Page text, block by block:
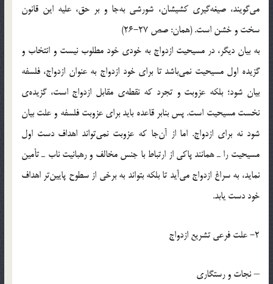
مي‌گويند، صيغه‌گيري كشيشان، شورشي به‌جا و بر حق، عليه اين قانون
سخت و خشن است. (همان: صص 27-26)
به بيان ديگر، در مسيحيت ازدواج به خودي خود مطلوب نيست و انتخاب و
گزيده اول مسيحيت نمي‌باشد تا براي خود ازدواج به عنوان ازدواج، فلسفه
بيان شود؛ بلكه عزوبت و تجرد كه نقطه‌ي مقابل ازدواج است، گزيده‌ي
نخست مسيحيت است. پس بنابر قاعده بايد براي عزوبت فلسفه و علت بيان
شود نه براي ازدواج. اما از آن‌جا كه عزوبت نمي‌تواند اهداف دست اول
مسيحيت را ـ همانند پاكي از ارتباط با جنس مخالف و رهبانيت ناب ـ تأمين
نمايد، به سراغ ازدواج مي‌آيد تا بلكه بتواند به برخي از سطوح پايين‌تر اهداف
خود دست يابد.
2- علت فرعي تشريع ازدواج
– نجات و رستگاري